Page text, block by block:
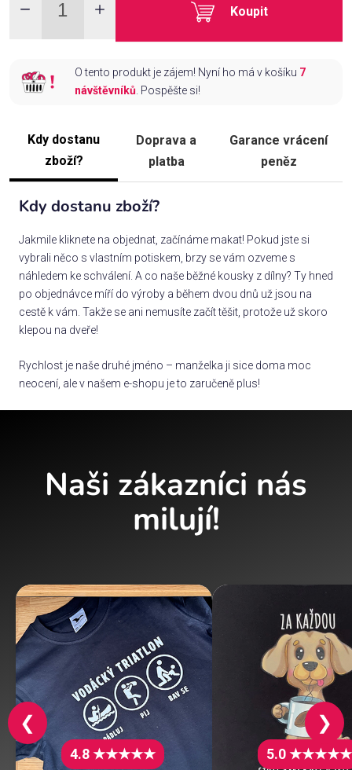
Koupit
O tento produkt je zájem! Nyní ho má v košíku 7
návštěvníků. Pospěšte si!
Kdy dostanu
zboží?
Doprava a
platba
Garance vrácení
peněz
Kdy dostanu zboží?
Jakmile kliknete na objednat, začínáme makat! Pokud jste si
vybrali něco s vlastním potiskem, brzy se vám ozveme s
náhledem ke schválení. A co naše běžné kousky z dílny? Ty hned
po objednávce míří do výroby a během dvou dnů už jsou na
cestě k vám. Takže se ani nemusíte začít těšit, protože už skoro
klepou na dveře!
Rychlost je naše druhé jméno – manželka ji sice doma moc
neocení, ale v našem e-shopu je to zaručeně plus!
Naši zákazníci nás
milují!
4.8 ★★★★★ 5.0 ★★★★★
❮ ❯